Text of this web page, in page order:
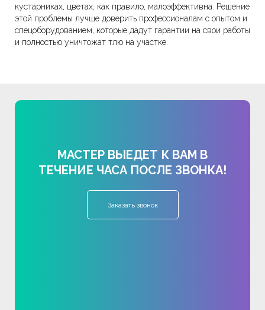
кустарниках, цветах, как правило, малоэффективна. Решение
этой проблемы лучше доверить профессионалам с опытом и
спецоборудованием, которые дадут гарантии на свои работы
и полностью уничтожат тлю на участке.
МАСТЕР ВЫЕДЕТ К ВАМ В
ТЕЧЕНИЕ ЧАСА ПОСЛЕ ЗВОНКА!
Заказать звонок